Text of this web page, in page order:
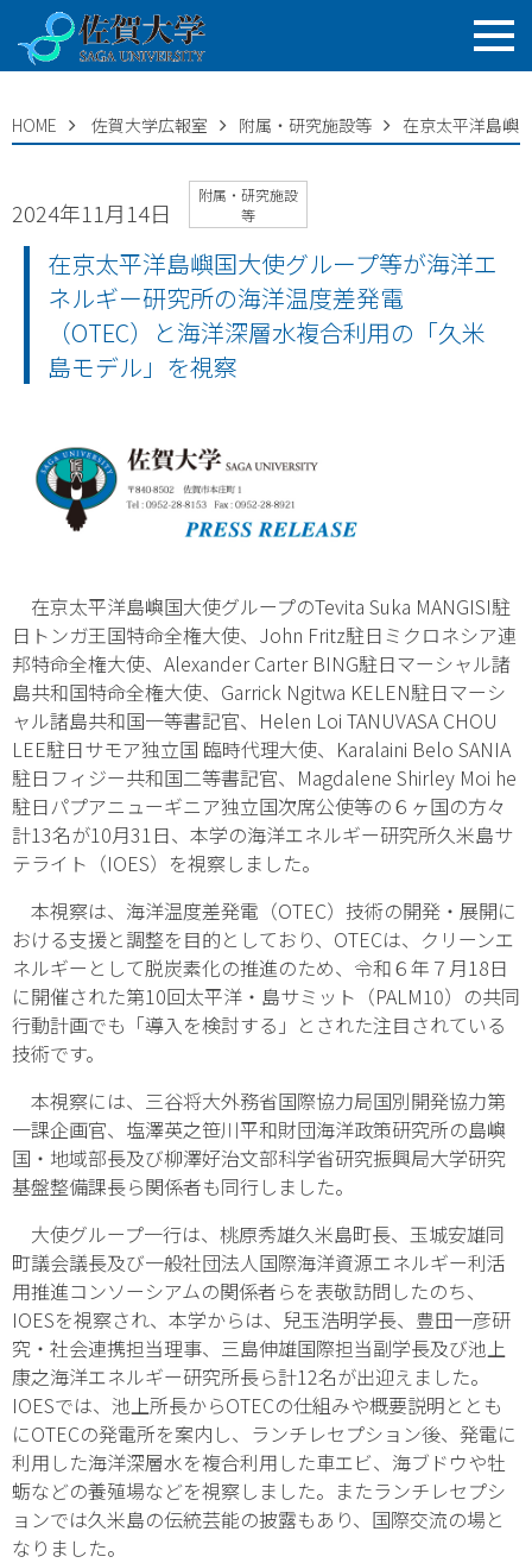
HOME 佐賀大学広報室 附属・研究施設等 在京太平洋島嶼
2024年11月14日
附属・研究施設
等
在京太平洋島嶼国大使グループ等が海洋エ
ネルギー研究所の海洋温度差発電
（OTEC）と海洋深層水複合利用の「久米
島モデル」を視察
在京太平洋島嶼国大使グループのTevita Suka MANGISI駐
日トンガ王国特命全権大使、John Fritz駐日ミクロネシア連
邦特命全権大使、Alexander Carter BING駐日マーシャル諸
島共和国特命全権大使、Garrick Ngitwa KELEN駐日マーシ
ャル諸島共和国一等書記官、Helen Loi TANUVASA CHOU
LEE駐日サモア独立国 臨時代理大使、Karalaini Belo SANIA
駐日フィジー共和国二等書記官、Magdalene Shirley Moi he
駐日パプアニューギニア独立国次席公使等の６ヶ国の方々
計13名が10月31日、本学の海洋エネルギー研究所久米島サ
テライト（IOES）を視察しました。
本視察は、海洋温度差発電（OTEC）技術の開発・展開に
おける支援と調整を目的としており、OTECは、クリーンエ
ネルギーとして脱炭素化の推進のため、令和６年７月18日
に開催された第10回太平洋・島サミット（PALM10）の共同
行動計画でも「導入を検討する」とされた注目されている
技術です。
本視察には、三谷将大外務省国際協力局国別開発協力第
一課企画官、塩澤英之笹川平和財団海洋政策研究所の島嶼
国・地域部長及び柳澤好治文部科学省研究振興局大学研究
基盤整備課長ら関係者も同行しました。
大使グループ一行は、桃原秀雄久米島町長、 玉城安雄同
町議会議長及び一般社団法人国際海洋資源エネルギー利活
用推進コンソーシアムの関係者らを表敬訪問したのち、
IOESを視察され、本学からは、兒玉浩明学長、豊田一彦研
究・社会連携担当理事、三島伸雄国際担当副学長及び池上
康之海洋エネルギー研究所長ら計12名が出迎えました。
IOESでは、池上所長からOTECの仕組みや概要説明ととも
にOTECの発電所を案内し、ランチレセプション後、発電に
利用した海洋深層水を複合利用した車エビ、海ブドウや牡
蛎などの養殖場などを視察しました。またランチレセプシ
ョンでは久米島の伝統芸能の披露もあり、国際交流の場と
なりました。